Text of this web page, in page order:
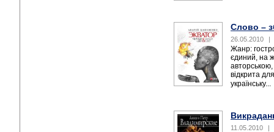
Слово –
26.05.2010 |
Жанр:
єдиний, на
відкрита
українську...
11.05.2010 |